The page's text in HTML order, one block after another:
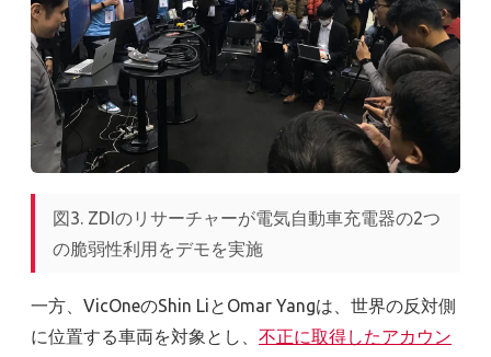
図3. ZDIのリサーチャーが電気自動車充電器の2つ
の脆弱性利用をデモを実施
一方、VicOneのShin LiとOmar Yangは、世界の反対側
に位置する車両を対象とし、 不正に取得したアカウン